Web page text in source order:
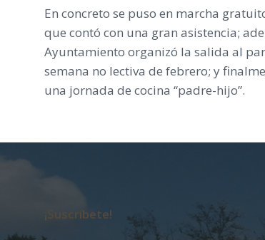
En concreto se puso en marcha
que contó con una gran asistencia;
Ayuntamiento organizó la salida al
semana no lectiva de febrero; y
una jornada de cocina “padre-hijo”.
¡Suscríbete!